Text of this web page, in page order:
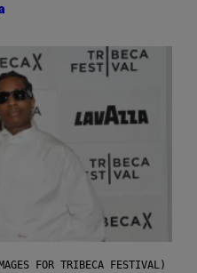
FOR TRIBECA FESTIVAL)